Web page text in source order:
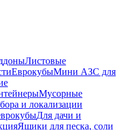
Листовые
ЕврокубыМини АЗС для
Мусорные
и локализации
Для дачи и
Ящики для песка, соли